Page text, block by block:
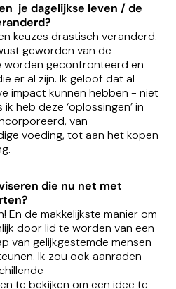
je dagelijkse leven / de
keuzes drastisch veranderd.
geworden van de
worden geconfronteerd en
er al zijn. Ik geloof dat al
impact kunnen hebben - niet
heb deze ‘oplossingen’ in
van
voeding, tot aan het kopen
die nu net met
En de makkelijkste manier om
door lid te worden van een
van gelijkgestemde mensen
Ik zou ook aanraden
te bekijken om een ​​idee te